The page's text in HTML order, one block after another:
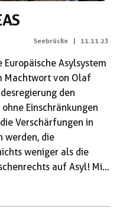
Seebrücke 11.11.23
Europäische Asylsystem
Machtwort von Olaf
den
Einschränkungen
Verschärfungen in
werden, die
weniger als die
auf Asyl! Mit